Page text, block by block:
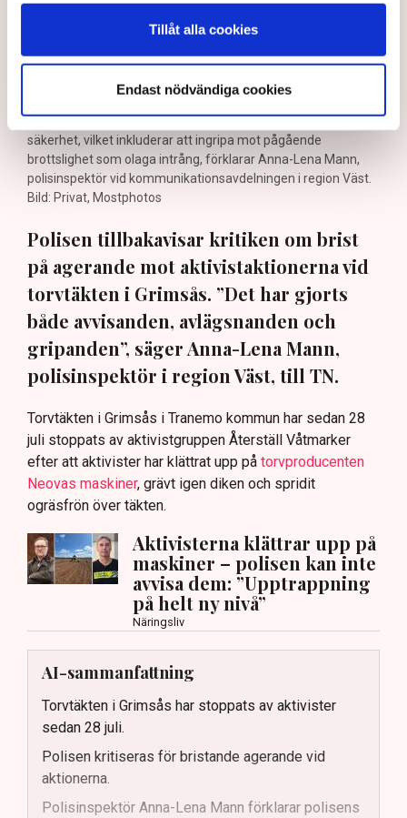
Tillåt alla cookies
Endast nödvändiga cookies
Det är polisens uppgift att upprätthålla allmän ordning och
säkerhet, vilket inkluderar att ingripa mot pågående
brottslighet som olaga intrång, förklarar Anna-Lena Mann,
polisinspektör vid kommunikationsavdelningen i region Väst.
Bild: Privat, Mostphotos
Polisen tillbakavisar kritiken om brist
på agerande mot aktivistaktionerna vid
torvtäkten i Grimsås. ”Det har gjorts
både avvisanden, avlägsnanden och
gripanden”, säger Anna-Lena Mann,
polisinspektör i region Väst, till TN.
Torvtäkten i Grimsås i Tranemo kommun har sedan 28
juli stoppats av aktivistgruppen Återställ Våtmarker
efter att aktivister har klättrat upp på torvproducenten
Neovas maskiner, grävt igen diken och spridit
ogräsfrön över täkten.
Aktivisterna klättrar upp på
maskiner – polisen kan inte
avvisa dem: ”Upptrappning
på helt ny nivå”
Näringsliv
AI-sammanfattning
Torvtäkten i Grimsås har stoppats av aktivister
sedan 28 juli.
Polisen kritiseras för bristande agerande vid
aktionerna.
Polisinspektör Anna-Lena Mann förklarar polisens